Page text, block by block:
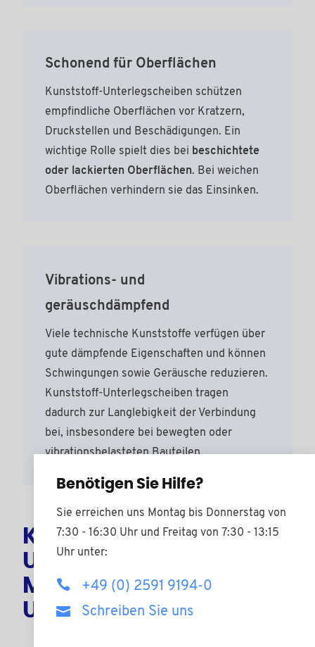
Schonend für Oberflächen
Kunststoff-Unterlegscheiben schützen
empfindliche Oberflächen vor Kratzern,
Druckstellen und Beschädigungen. Ein
wichtige Rolle spielt dies bei beschichtete
oder lackierten Oberflächen. Bei weichen
Oberflächen verhindern sie das Einsinken.
Vibrations- und
geräuschdämpfend
Viele technische Kunststoffe verfügen über
gute dämpfende Eigenschaften und können
Schwingungen sowie Geräusche reduzieren.
Kunststoff-Unterlegscheiben tragen
dadurch zur Langlebigkeit der Verbindung
bei, insbesondere bei bewegten oder
vibrationsbelasteten Bauteilen.
Kunststoff-
Unterlegscheiben oder
Metall-
Unterlegscheiben?
Benötigen Sie Hilfe?
Sie erreichen uns Montag bis Donnerstag von
7:30 - 16:30 Uhr und Freitag von 7:30 - 13:15
Uhr unter:
+49 (0) 2591 9194-0
Schreiben Sie uns